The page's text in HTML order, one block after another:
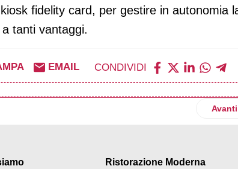
fidelity card, per gestire in autonomia
tanti vantaggi.
EMAIL CONDIVIDI
4 nuovi shop-in-shop Avanti
Ristorazione Moderna